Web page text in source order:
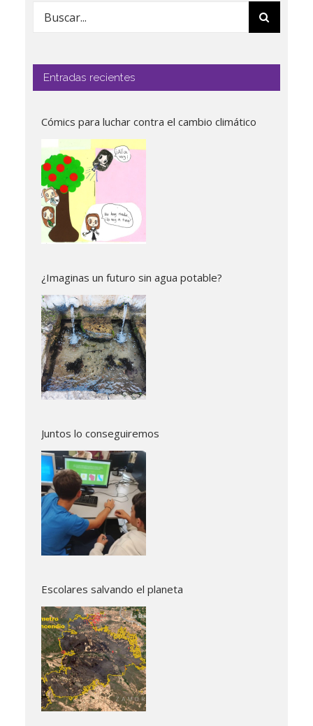
Buscar:
Entradas recientes
Cómics para luchar contra el cambio climático
¿Imaginas un futuro sin agua potable?
Juntos lo conseguiremos
Escolares salvando el planeta